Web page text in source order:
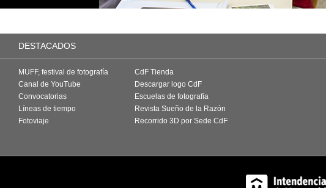
DESTACADOS
MUFF, festival de fotografía
Canal de YouTube
Convocatorias
Líneas de tiempo
Fotoviaje
CdF Tienda
Descargar logo CdF
Escuelas de fotografía
Revista Sueño de la Razón
Recorrido 3D por Sede CdF